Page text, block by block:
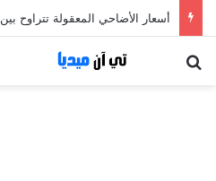
أسعار الأضاحي المعقولة تتراوح بين 1300 و1700 دينار